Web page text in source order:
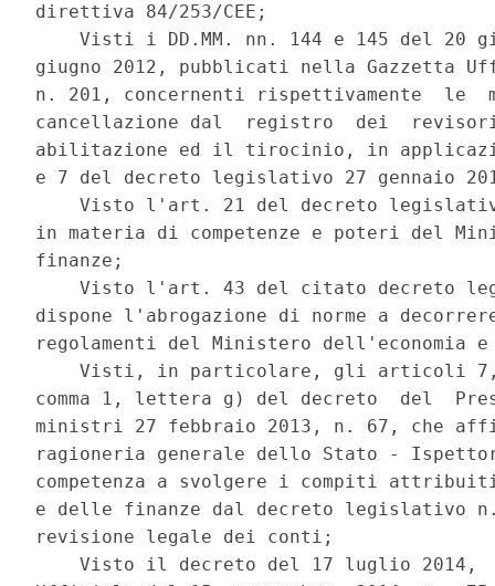
direttiva 84/253/CEE;
Visti i DD.MM. nn. 144 e 145 del 20
giugno 2012, pubblicati nella Gazzetta
n. 201, concernenti rispettivamente
cancellazione dal  registro  dei
abilitazione ed il tirocinio, in
e 7 del decreto legislativo 27 gennaio
Visto l'art. 21 del decreto
in materia di competenze e poteri del
finanze;
Visto l'art. 43 del citato decreto
dispone l'abrogazione di norme a
regolamenti del Ministero dell'economia
Visti, in particolare, gli articoli
comma 1, lettera g) del decreto  del
ministri 27 febbraio 2013, n. 67, che
ragioneria generale dello Stato -
competenza a svolgere i compiti
e delle finanze dal decreto legislativo
revisione legale dei conti;
Visto il decreto del 17 luglio 2014,